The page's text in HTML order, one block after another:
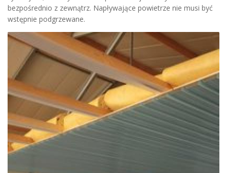
bezpośrednio z zewnątrz. Napływające powietrze nie musi być
wstępnie podgrzewane.